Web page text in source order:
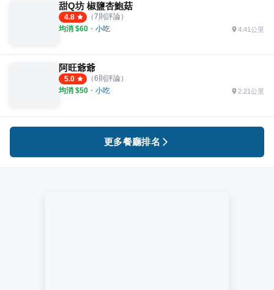
甜Q坊 椒鹽杏鮑菇
4.8 （7則評論）
均消 $60 ・ 小吃 4.41公里
阿旺爺爺
5.0 （6則評論）
均消 $50 ・ 小吃 2.21公里
更多餐廳排名